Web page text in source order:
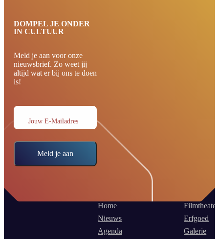
DOMPEL JE ONDER
IN CULTUUR
Meld je aan voor onze
nieuwsbrief. Zo weet jij
altijd wat er bij ons te doen
is!
Jouw E-Mailadres
Meld je aan
Home
Nieuws
Agenda
Filmtheater
Erfgoed
Galerie